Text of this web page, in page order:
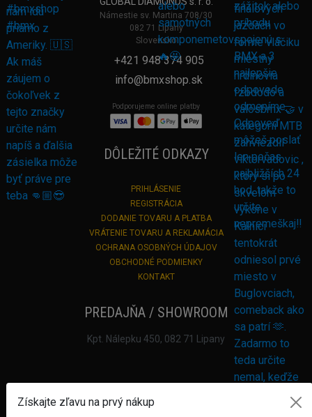
Námestie sv. Martina 708/30
082 71 Lipany
Slovensko
+421 948 374 905
info@bmxshop.sk
Podporujeme online platby
DÔLEŽITÉ ODKAZY
PRIHLÁSENIE
REGISTRÁCIA
DODANIE TOVARU A PLATBA
VRÁTENIE TOVARU A REKLAMÁCIA
OCHRANA OSOBNÝCH ÚDAJOV
OBCHODNÉ PODMIENKY
KONTAKT
PREDAJŇA / SHOWROOM
Kpt. Nálepku 450, 082 71 Lipany
Získajte zľavu na prvý nákup